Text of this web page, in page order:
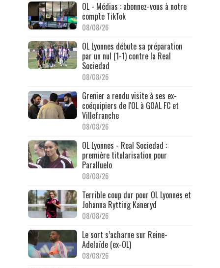
OL - Médias : abonnez-vous à notre
compte TikTok
08/08/26
OL Lyonnes débute sa préparation
par un nul (1-1) contre la Real
Sociedad
08/08/26
Grenier a rendu visite à ses ex-
coéquipiers de l'OL à GOAL FC et
Villefranche
08/08/26
OL Lyonnes - Real Sociedad :
première titularisation pour
Paralluelo
08/08/26
Terrible coup dur pour OL Lyonnes et
Johanna Rytting Kaneryd
08/08/26
Le sort s’acharne sur Reine-
Adelaïde (ex-OL)
08/08/26